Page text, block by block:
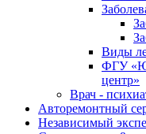
Виды
ФГУ
центр»
Врач -
Авторемонтный
Независимый